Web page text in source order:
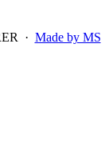
· Made by MS